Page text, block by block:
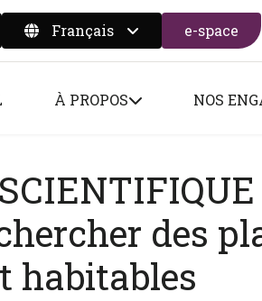
the search form
Français e-space
À PROPOS NOS
des
habitables